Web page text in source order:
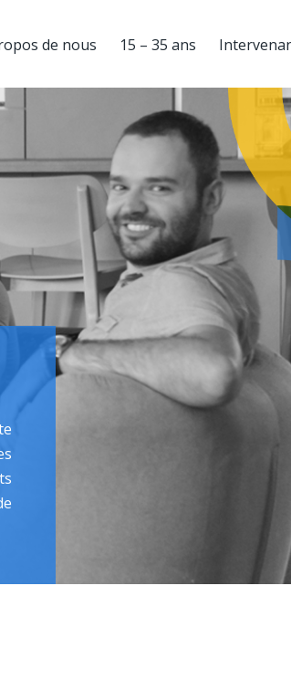
de nous 15 – 35 ans